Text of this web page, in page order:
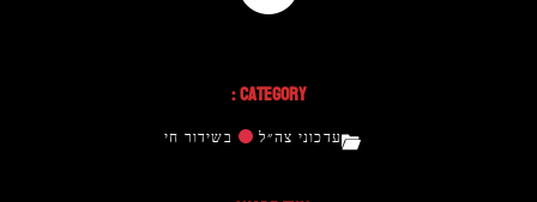
Category :
עדכוני צה״ל בשידור חי